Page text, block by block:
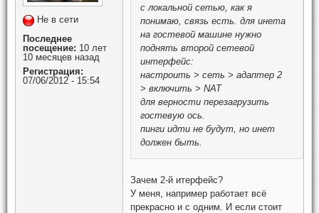
Не в сети
Последнее
посещение: 10 лет
10 месяцев назад
Регистрация:
07/06/2012 - 15:54
с локальной сетью, как я
понимаю, связь есть. для инета
на гостевой машине нужно
поднять второй сетевой
интерфейс:
настроить > сеть > адаптер 2
> включить > NAT
для верности перезагрузить
гостевую ось.
пинги идти не будут, но инет
должен быть.
Зачем 2-й итерфейс?
У меня, например работает всё
прекрасно и с одним. И если стоит